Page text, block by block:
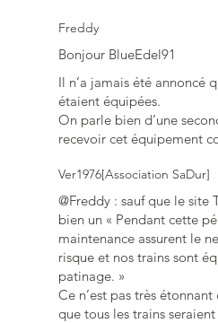
Freddy
Bonjour BlueEdel91
Il n’a jamais été annoncé
étaient équipées.
On parle bien d’une
recevoir cet équipement
Ver1976[Association SaDur]
@Freddy : sauf que le site
bien un « Pendant cette
maintenance assurent le
risque et nos trains sont
patinage. »
Ce n’est pas très
que tous les trains seraient